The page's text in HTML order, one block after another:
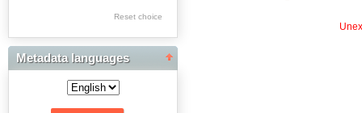
Res Academicae
Science Project Scripts
Biuletyn Informacyjny
WSP w Częstochowie
Reset choice
Metadata languages